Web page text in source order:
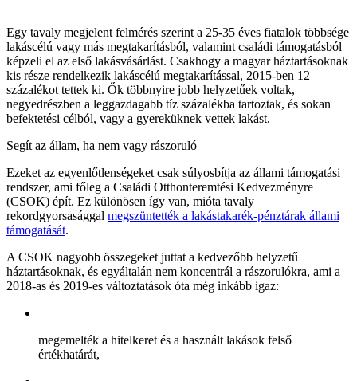
Egy tavaly megjelent felmérés szerint a 25-35 éves fiatalok többsége
lakáscélú vagy más megtakarításból, valamint családi támogatásból
képzeli el az első lakásvásárlást. Csakhogy a magyar háztartásoknak
kis része rendelkezik lakáscélú megtakarítással, 2015-ben 12
százalékot tettek ki. Ők többnyire jobb helyzetűek voltak,
negyedrészben a leggazdagabb tíz százalékba tartoztak, és sokan
befektetési célból, vagy a gyereküknek vettek lakást.
Segít az állam, ha nem vagy rászoruló
Ezeket az egyenlőtlenségeket csak súlyosbítja az állami támogatási
rendszer, ami főleg a Családi Otthonteremtési Kedvezményre
(CSOK) épít. Ez különösen így van, mióta tavaly
rekordgyorsasággal megszüntették a lakástakarék-pénztárak állami
támogatását.
A CSOK nagyobb összegeket juttat a kedvezőbb helyzetű
háztartásoknak, és egyáltalán nem koncentrál a rászorulókra, ami a
2018-as és 2019-es változtatások óta még inkább igaz:
megemelték a hitelkeret és a használt lakások felső
értékhatárát,